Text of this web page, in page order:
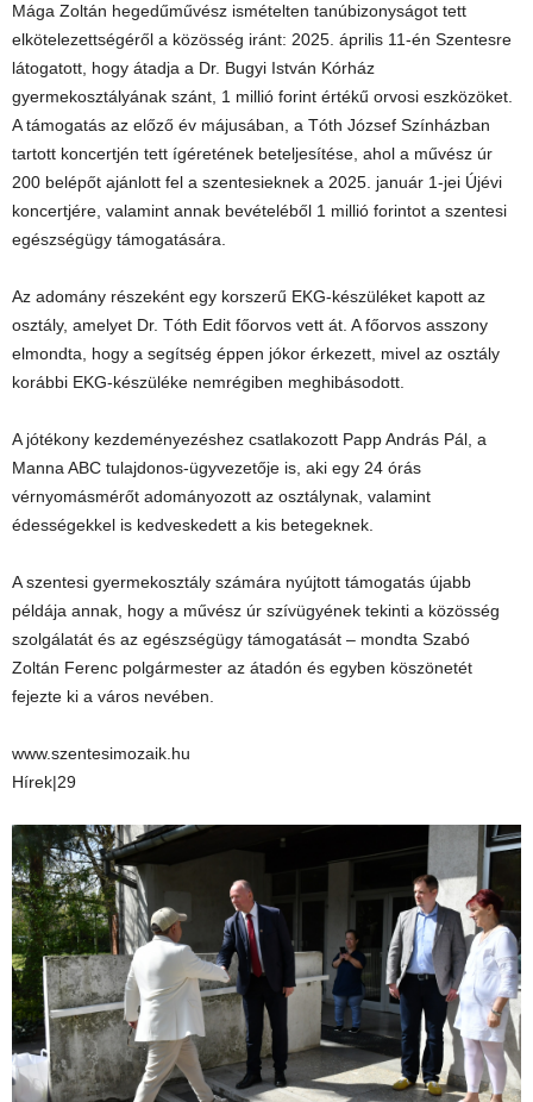
Mága Zoltán hegedűművész ismételten tanúbizonyságot tett
elkötelezettségéről a közösség iránt: 2025. április 11-én Szentesre
látogatott, hogy átadja a Dr. Bugyi István Kórház
gyermekosztályának szánt, 1 millió forint értékű orvosi eszközöket.
A támogatás az előző év májusában, a Tóth József Színházban
tartott koncertjén tett ígéretének beteljesítése, ahol a művész úr
200 belépőt ajánlott fel a szentesieknek a 2025. január 1-jei Újévi
koncertjére, valamint annak bevételéből 1 millió forintot a szentesi
egészségügy támogatására.
Az adomány részeként egy korszerű EKG-készüléket kapott az
osztály, amelyet Dr. Tóth Edit főorvos vett át. A főorvos asszony
elmondta, hogy a segítség éppen jókor érkezett, mivel az osztály
korábbi EKG-készüléke nemrégiben meghibásodott.
A jótékony kezdeményezéshez csatlakozott Papp András Pál, a
Manna ABC tulajdonos-ügyvezetője is, aki egy 24 órás
vérnyomásmérőt adományozott az osztálynak, valamint
édességekkel is kedveskedett a kis betegeknek.
A szentesi gyermekosztály számára nyújtott támogatás újabb
példája annak, hogy a művész úr szívügyének tekinti a közösség
szolgálatát és az egészségügy támogatását – mondta Szabó
Zoltán Ferenc polgármester az átadón és egyben köszönetét
fejezte ki a város nevében.
www.szentesimozaik.hu
Hírek|29